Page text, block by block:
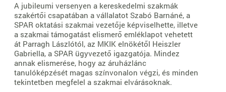
A jubileumi versenyen a kereskedelmi szakmák
szakértői csapatában a vállalatot Szabó Barnáné, a
SPAR oktatási szakmai vezetője képviselhette, illetve
a szakmai támogatást elismerő emléklapot vehetett
át Parragh Lászlótól, az MKIK elnökétől Heiszler
Gabriella, a SPAR ügyvezető igazgatója. Mindez
annak elismerése, hogy az áruházlánc
tanulóképzését magas színvonalon végzi, és minden
tekintetben megfelel a szakmai elvárásoknak.